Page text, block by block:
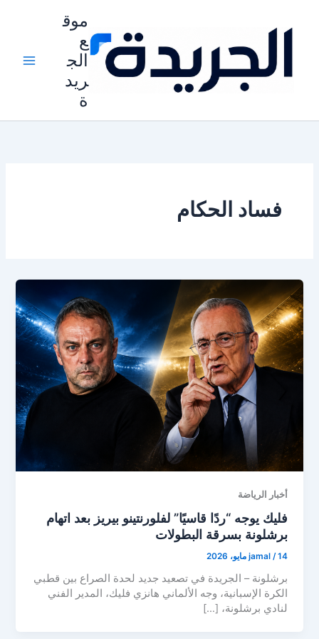
المحتوى
موق
ع
الج
ريد
ة
فساد الحكام
أخبار الرياضة
فليك يوجه “ردًا قاسيًا” لفلورنتينو بيريز بعد اتهام
برشلونة بسرقة البطولات
jamal /14 مايو، 2026
برشلونة – الجريدة في تصعيد جديد لحدة الصراع بين قطبي
الكرة الإسبانية، وجه الألماني هانزي فليك، المدير الفني
لنادي برشلونة، […]